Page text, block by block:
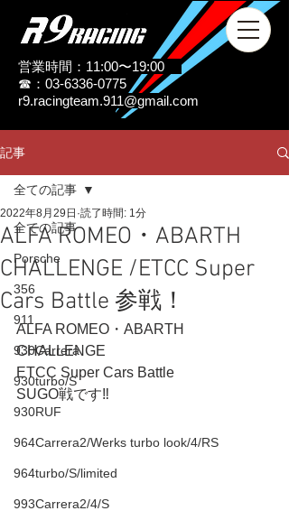
営業時間：11:00〜19:00
☎：03-6336-0775
r9.racingteam.911@gmail.com
記事
全ての記事
Porsche
356
911
930Carrera
930turbo/S
930RUF
964Carrera2/Werks turbo look/4/RS
964turbo/S/limited
993Carrera2/4/S
全ての記事
ALFA ROMEO・ABARTH
CHALLENGE /ETCC Super
Cars Battle 参戦！
2022年8月29日 読了時間: 1分
ALFA ROMEO・ABARTH
CHALLENGE
ETCC Super Cars Battle
SUGO戦です‼️